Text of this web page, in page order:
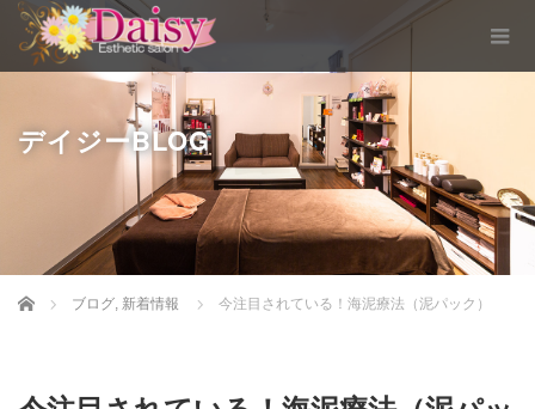
デイジーBLOG
Home ブログ, 新着情報 今注目されている！海泥療法（泥パック）